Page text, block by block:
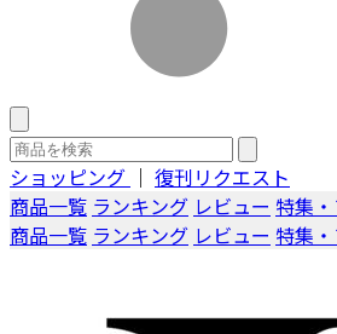
ショッピング ｜ 復刊リクエスト
商品一覧 ランキング レビュー 特集
商品一覧 ランキング レビュー 特集